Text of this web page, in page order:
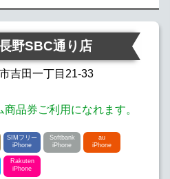
au iPhone
iPhone
iPhone
野SBC通り店
吉田一丁目21-33
品券ご利用になれます。
SIMフリー
iPhone
Softbank
iPhone
au
iPhone
Rakuten
iPhone